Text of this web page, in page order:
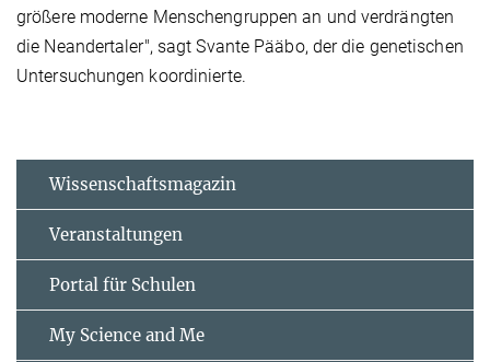
größere moderne Menschengruppen an und verdrängten
die Neandertaler", sagt Svante Pääbo, der die genetischen
Untersuchungen koordinierte.
Wissenschaftsmagazin
Veranstaltungen
Portal für Schulen
My Science and Me